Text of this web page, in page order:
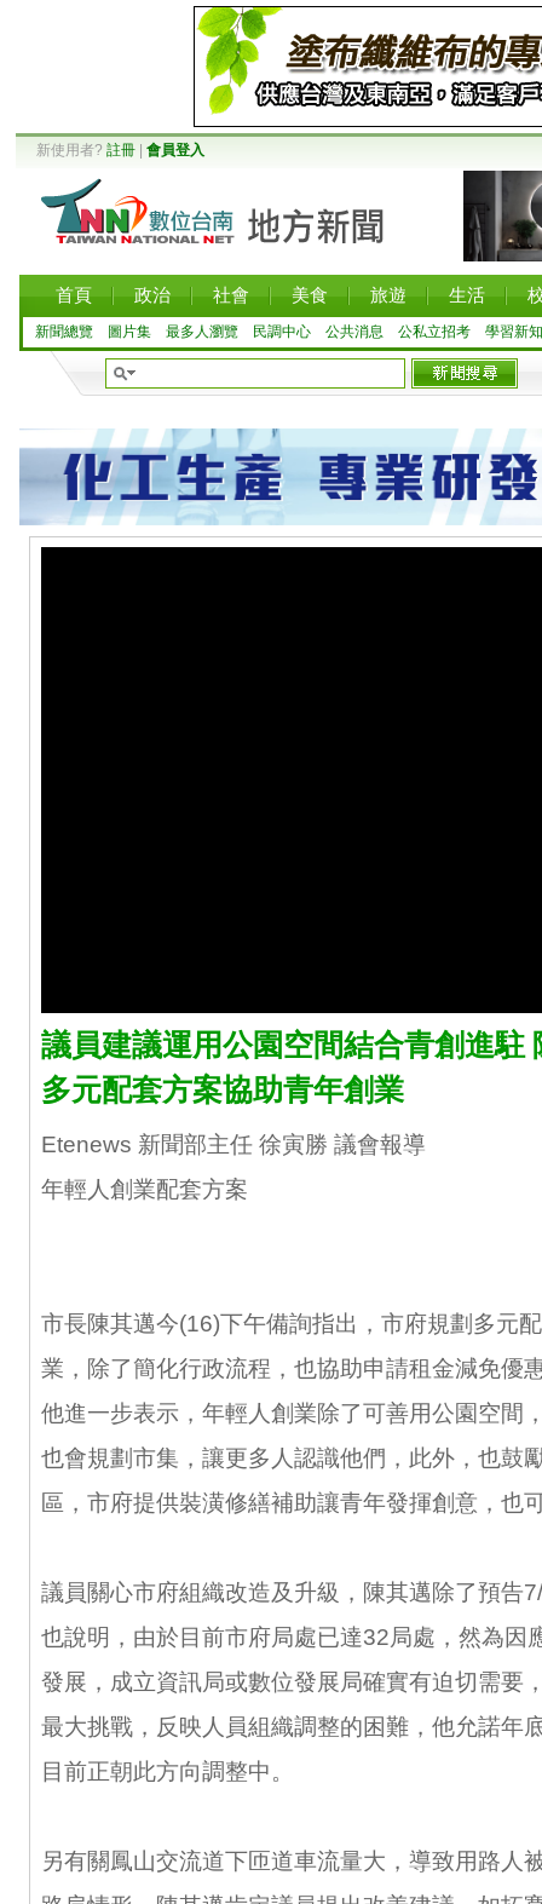
新使用者? 註冊 會員登入
首頁 政治 社會 美食 旅遊 生活
新聞總覽 圖片集 最多人瀏覽 民調中心 公共消息 公私立招考 學習新知
議員建議運用公園空間結合青創進駐
多元配套方案協助青年創業
Etenews 新聞部主任 徐寅勝 議會報導
年輕人創業配套方案
市長陳其邁今(16)下午備詢指出，市府規劃多元
業，除了簡化行政流程，也協助申請租金減免優
他進一步表示，年輕人創業除了可善用公園空間
也會規劃市集，讓更多人認識他們，此外，也鼓
區，市府提供裝潢修繕補助讓青年發揮創意，也
議員關心市府組織改造及升級，陳其邁除了預告
也說明，由於目前市府局處已達32局處，然為因
發展，成立資訊局或數位發展局確實有迫切需要
最大挑戰，反映人員組織調整的困難，他允諾年
目前正朝此方向調整中。
另有關鳳山交流道下匝道車流量大，導致用路人